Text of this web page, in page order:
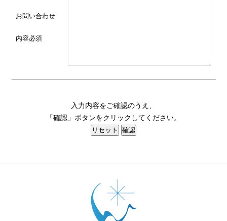
お問い合わせ
内容必須
入力内容をご確認のうえ、
「確認」ボタンをクリックしてください。